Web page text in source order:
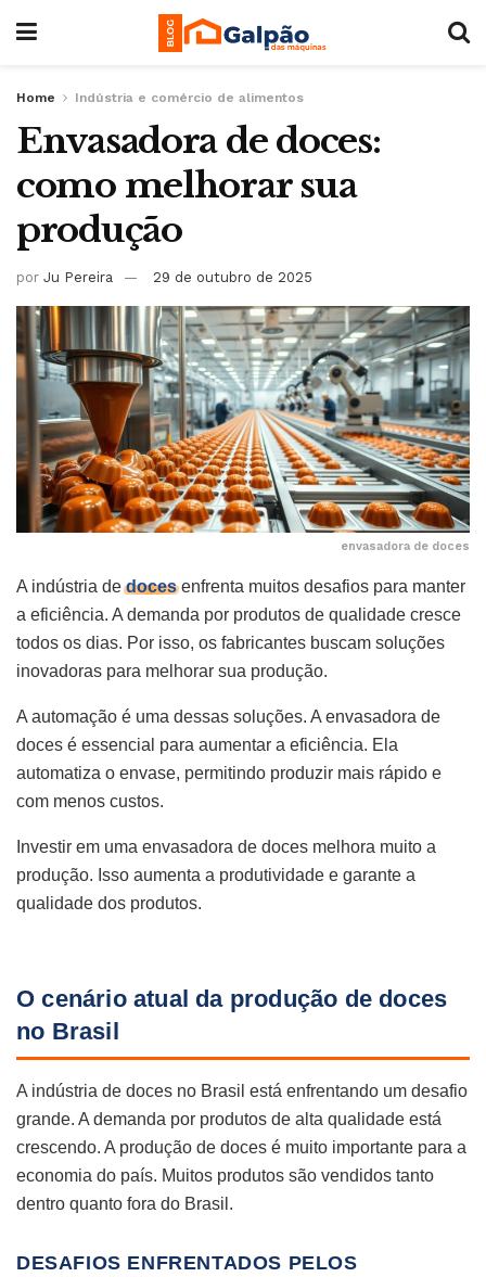
Home Indústria e comércio de alimentos
Envasadora de doces:
como melhorar sua
produção
por Ju Pereira 29 de outubro de 2025
envasadora de doces
A indústria dedocesenfrenta muitos desafios para manter
a eficiência. A demanda por produtos de qualidade cresce
todos os dias. Por isso, os fabricantes buscam soluções
inovadoras para melhorar sua produção.
A automação é uma dessas soluções. A envasadora de
doces é essencial para aumentar a eficiência. Ela
automatiza o envase, permitindo produzir mais rápido e
com menos custos.
Investir em uma envasadora de doces melhora muito a
produção. Isso aumenta a produtividade e garante a
qualidade dos produtos.
O cenário atual da produção de doces
no Brasil
A indústria de doces no Brasil está enfrentando um desafio
grande. A demanda por produtos de alta qualidade está
crescendo. A produção de doces é muito importante para a
economia do país. Muitos produtos são vendidos tanto
dentro quanto fora do Brasil.
DESAFIOS ENFRENTADOS PELOS